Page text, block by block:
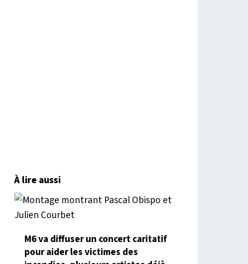
À lire aussi
M6 va diffuser un concert caritatif
pour aider les victimes des